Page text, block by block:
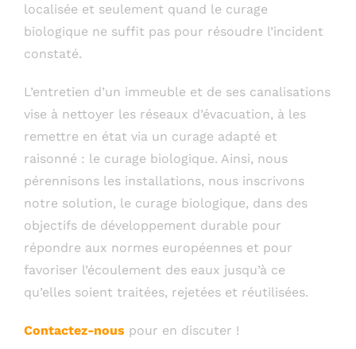
localisée et seulement quand le curage
biologique ne suffit pas pour résoudre l’incident
constaté.
L’entretien d’un immeuble et de ses canalisations
vise à nettoyer les réseaux d’évacuation, à les
remettre en état via un curage adapté et
raisonné : le curage biologique. Ainsi, nous
pérennisons les installations, nous inscrivons
notre solution, le curage biologique, dans des
objectifs de développement durable pour
répondre aux normes européennes et pour
favoriser l’écoulement des eaux jusqu’à ce
qu’elles soient traitées, rejetées et réutilisées.
Contactez-nous pour en discuter !